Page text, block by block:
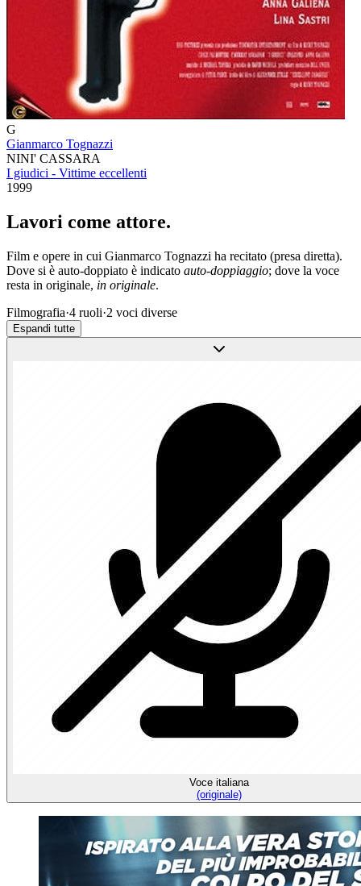
G
Gianmarco Tognazzi
NINI' CASSARA
I giudici - Vittime eccellenti
1999
Lavori come attore.
Film e opere in cui Gianmarco Tognazzi ha recitato (presa diretta).
Dove si è auto-doppiato è indicato auto-doppiaggio; dove la voce
resta in originale, in originale.
Filmografia·4 ruoli·2 voci diverse
Espandi tutte
Voce italiana
(originale)